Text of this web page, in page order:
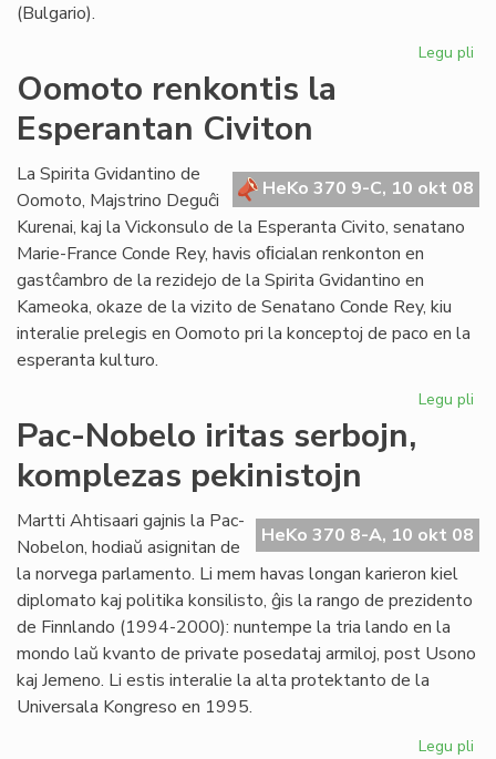
(Bulgario).
Legu pli
Oomoto renkontis la
Esperantan Civiton
HeKo 370 9-C, 10 okt 08
La Spirita Gvidantino de
Oomoto, Majstrino Deguĉi
Kurenai, kaj la Vickonsulo de la Esperanta Civito, senatano
Marie-France Conde Rey, havis oﬁcialan renkonton en
gastĉambro de la rezidejo de la Spirita Gvidantino en
Kameoka, okaze de la vizito de Senatano Conde Rey, kiu
interalie prelegis en Oomoto pri la konceptoj de paco en la
esperanta kulturo.
Legu pli
Pac-Nobelo iritas serbojn,
komplezas pekinistojn
HeKo 370 8-A, 10 okt 08
Martti Ahtisaari gajnis la Pac-
Nobelon, hodiaŭ asignitan de
la norvega parlamento. Li mem havas longan karieron kiel
diplomato kaj politika konsilisto, ĝis la rango de prezidento
de Finnlando (1994-2000): nuntempe la tria lando en la
mondo laŭ kvanto de private posedataj armiloj, post Usono
kaj Jemeno. Li estis interalie la alta protektanto de la
Universala Kongreso en 1995.
Legu pli